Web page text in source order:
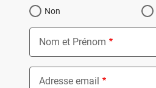
Non
Nom et Prénom
Adresse email